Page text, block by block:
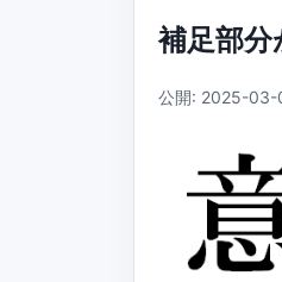
補足部
公開: 2025-